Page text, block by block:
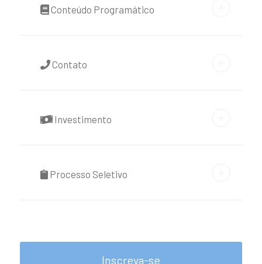
Conteúdo Programático
Contato
Investimento
Processo Seletivo
Inscreva-se